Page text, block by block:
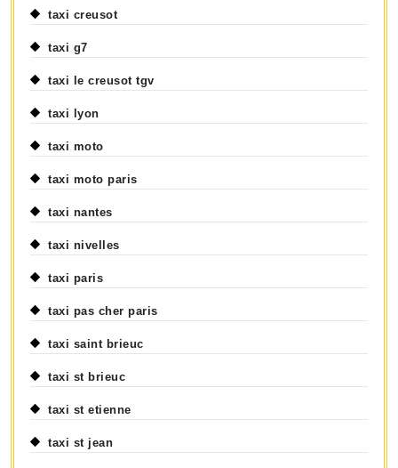
taxi creusot
taxi g7
taxi le creusot tgv
taxi lyon
taxi moto
taxi moto paris
taxi nantes
taxi nivelles
taxi paris
taxi pas cher paris
taxi saint brieuc
taxi st brieuc
taxi st etienne
taxi st jean